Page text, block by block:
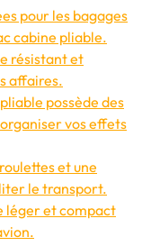
pour les bagages
cabine pliable.
résistant et
affaires.
possède des
vos effets
et une
le transport.
léger et compact